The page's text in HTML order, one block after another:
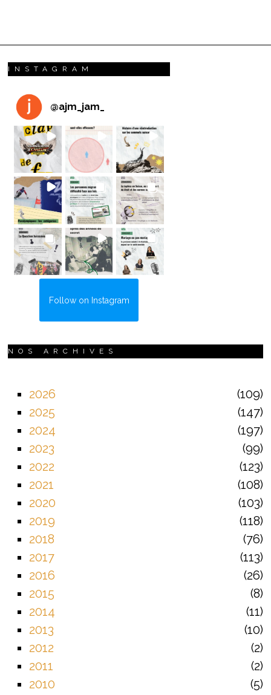
INSTAGRAM
@ajm_jam_
Follow on Instagram
NOS ARCHIVES
2026
109
2025
147
2024
197
2023
99
2022
123
2021
108
2020
103
2019
118
2018
76
2017
113
2016
26
2015
8
2014
11
2013
10
2012
2
2011
2
2010
5